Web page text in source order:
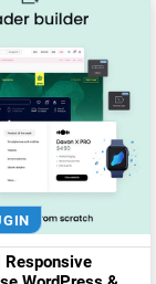
Responsive